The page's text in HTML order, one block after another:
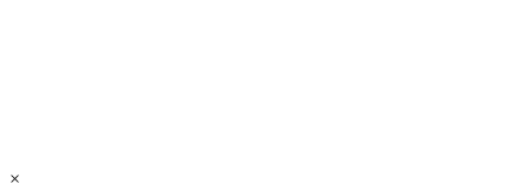
×